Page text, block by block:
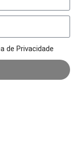
de Privacidade